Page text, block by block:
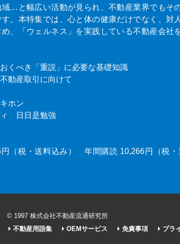
…と幅広い活動が見られ、不動産業界でもそ
。本特集では、心と体の健康だけでなく、対
、「ウェルネス」を実践している不動産会社
くべき「重説」に必要な基礎知識
動産取引に向けて
ホン
ィ 日日是勉強
円（税・送料込み） 年間購読 10,266円（税・
© 1997 株式会社不動産流通研究所
不動産用語集 OEMサービス 免責事項 プラ